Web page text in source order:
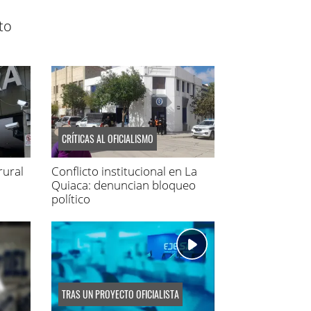
CRÍTICAS AL OFICIALISMO
Conflicto institucional en La
Quiaca: denuncian bloqueo
político
TRAS UN PROYECTO OFICIALISTA